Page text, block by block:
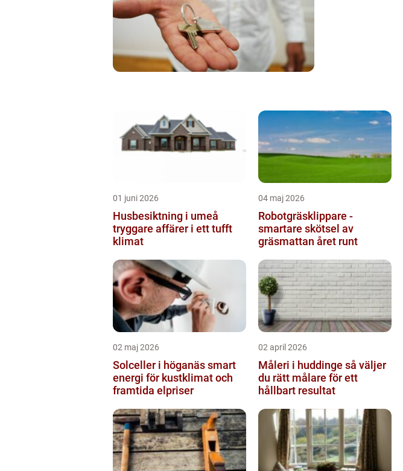
01 juni 2026
Husbesiktning i umeå
tryggare affärer i ett tufft
klimat
04 maj 2026
Robotgräsklippare -
smartare skötsel av
gräsmattan året runt
02 maj 2026
Solceller i höganäs smart
energi för kustklimat och
framtida elpriser
02 april 2026
Måleri i huddinge så väljer
du rätt målare för ett
hållbart resultat